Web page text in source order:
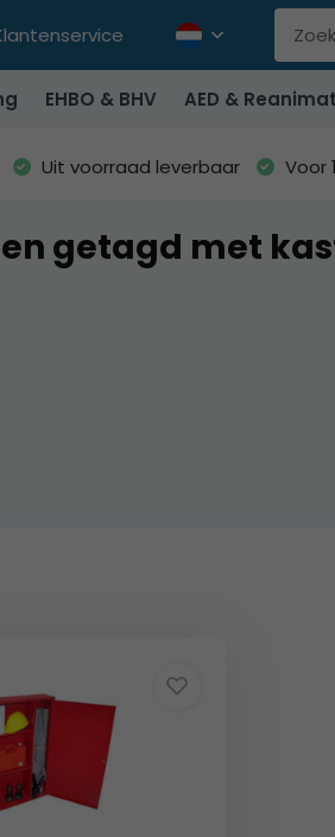
EHBO & BHV AED &
Uit voorraad leverbaar Voor
getagd met